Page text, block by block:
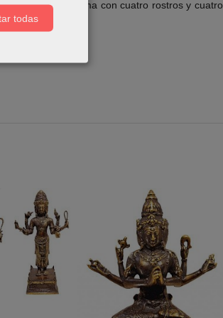
a Brahma con cuatro rostros y cuatro
todas